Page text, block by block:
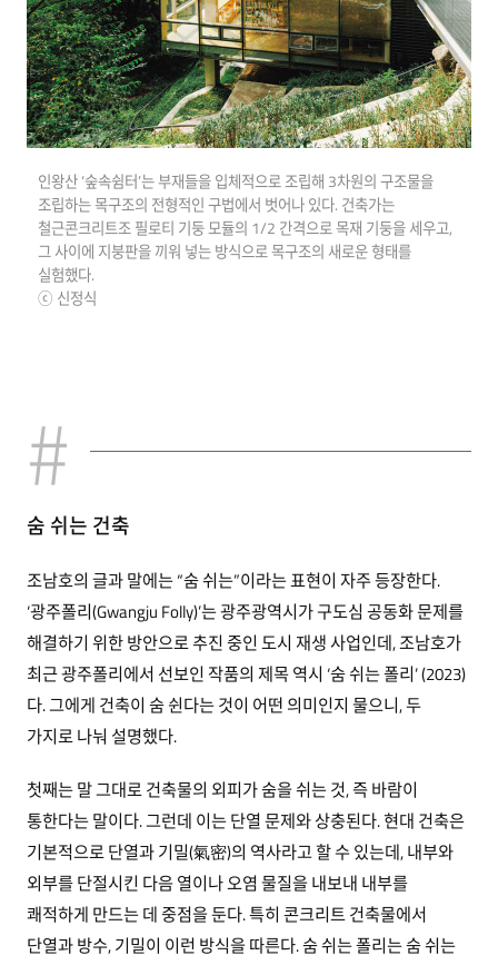
인왕산 ‘숲속쉼터’는 부재들을 입체적으로 조립해 3차원의 구조물을
조립하는 목구조의 전형적인 구법에서 벗어나 있다. 건축가는
철근콘크리트조 필로티 기둥 모듈의 1/2 간격으로 목재 기둥을 세우고,
그 사이에 지붕판을 끼워 넣는 방식으로 목구조의 새로운 형태를
실험했다.
ⓒ 신정식
숨 쉬는 건축
조남호의 글과 말에는 “숨 쉬는”이라는 표현이 자주 등장한다.
‘광주폴리(Gwangju Folly)’는 광주광역시가 구도심 공동화 문제를
해결하기 위한 방안으로 추진 중인 도시 재생 사업인데, 조남호가
최근 광주폴리에서 선보인 작품의 제목 역시 ‘숨 쉬는 폴리’ (2023)
다. 그에게 건축이 숨 쉰다는 것이 어떤 의미인지 물으니, 두
가지로 나눠 설명했다.
첫째는 말 그대로 건축물의 외피가 숨을 쉬는 것, 즉 바람이
통한다는 말이다. 그런데 이는 단열 문제와 상충된다. 현대 건축은
기본적으로 단열과 기밀(氣密)의 역사라고 할 수 있는데, 내부와
외부를 단절시킨 다음 열이나 오염 물질을 내보내 내부를
쾌적하게 만드는 데 중점을 둔다. 특히 콘크리트 건축물에서
단열과 방수, 기밀이 이런 방식을 따른다. 숨 쉬는 폴리는 숨 쉬는